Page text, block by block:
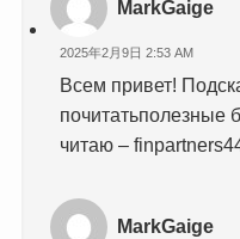
MarkGaige
2025年2月9日 2:53 AM
Всем привет!
почитатьполезные
читаю –
MarkGaige